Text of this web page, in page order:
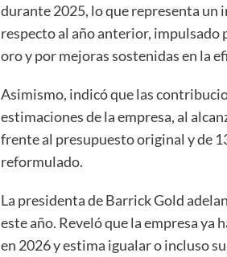
durante 2025, lo que representa un
respecto al año anterior, impulsado
oro y por mejoras sostenidas en la
Asimismo, indicó que las
estimaciones de la empresa, al
frente al presupuesto original y de
reformulado.
La presidenta de Barrick Gold
este año. Reveló que la empresa ya
en 2026 y estima igualar o incluso